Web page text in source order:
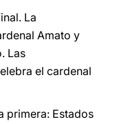
La
Amato y
Las
el cardenal
primera: Estados